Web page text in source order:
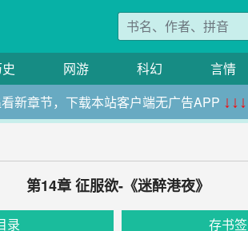
网游 科幻 言情
新章节，下载本站客户端无广告APP ↓↓↓
第14章 征服欲-《迷醉港夜》
录 存书签